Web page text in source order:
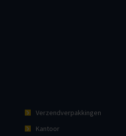
Verzendverpakkingen
Kantoor